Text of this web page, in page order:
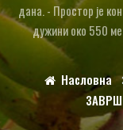
дана. - Простор је
дужини око 550
Насловна